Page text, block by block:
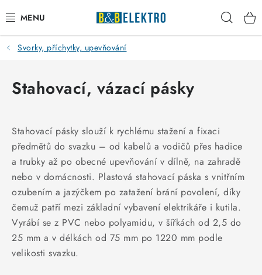
na
obsah
Reklamace / Vrácení zboží
Blog
VYTÁPĚNÍ
VYPÍNAČE
ELEKTROMATERIÁL
JISTIČE
Svorky, příchytky, upevňování
Stahovací, vázací pásky
Stahovací pásky slouží k rychlému stažení a fixaci
předmětů do svazku – od kabelů a vodičů přes hadice
a trubky až po obecné upevňování v dílně, na zahradě
nebo v domácnosti. Plastová stahovací páska s vnitřním
ozubením a jazýčkem po zatažení brání povolení, díky
čemuž patří mezi základní vybavení elektrikáře i kutila.
Vyrábí se z PVC nebo polyamidu, v šířkách od 2,5 do
25 mm a v délkách od 75 mm po 1220 mm podle
velikosti svazku.